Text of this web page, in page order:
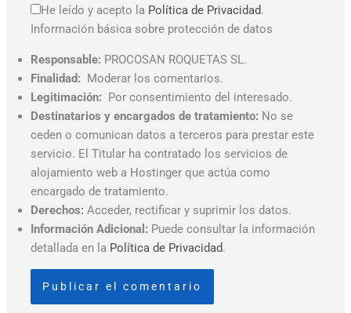
He leído y acepto la Política de Privacidad.
Información básica sobre protección de datos
Responsable: PROCOSAN ROQUETAS SL.
Finalidad: Moderar los comentarios.
Legitimación: Por consentimiento del interesado.
Destinatarios y encargados de tratamiento: No se
ceden o comunican datos a terceros para prestar este
servicio. El Titular ha contratado los servicios de
alojamiento web a Hostinger que actúa como
encargado de tratamiento.
Derechos: Acceder, rectificar y suprimir los datos.
Información Adicional: Puede consultar la información
detallada en la Política de Privacidad.